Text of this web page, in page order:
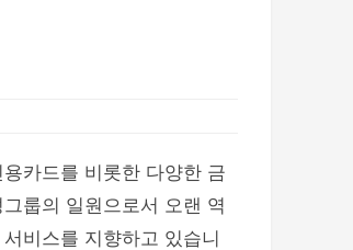
카드를 비롯한 다양한 금
룹의 일원으로서 오랜 역
비스를 지향하고 있습니